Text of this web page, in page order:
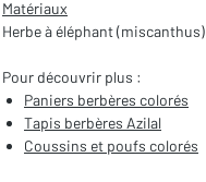
Matériaux
Herbe à éléphant (miscanthus)
Pour découvrir plus :
Paniers berbères colorés
Tapis berbères Azilal
Coussins et poufs colorés